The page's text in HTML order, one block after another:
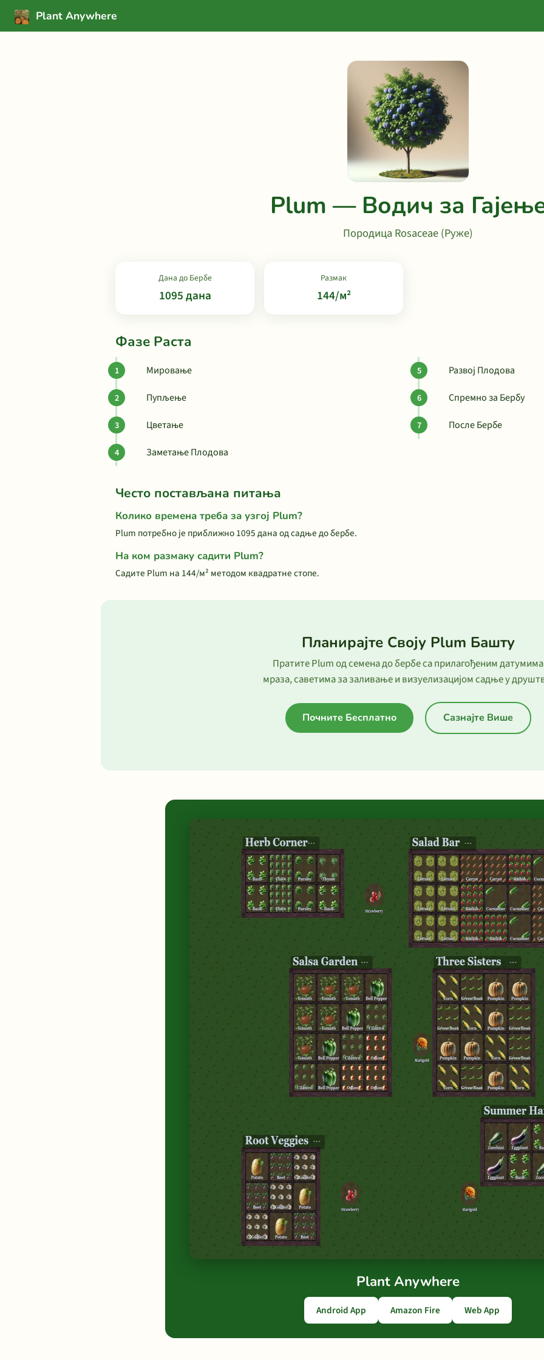
Plant Anywhere
Plum — Водич за
Породица Rosaceae (Руже)
Дана до Бербе
1095 дана
Размак
144/м²
Фазе Раста
Мировање
Пупљење
Цветање
Заметање Плодова
Развој Плодова
Спремно за Бербу
После Бербе
Често постављана питања
Колико времена треба за узгој Plum?
Plum потребно је приближно 1095 дана од садње до бербе.
На ком размаку садити Plum?
Садите Plum на 144/м² методом квадратне стопе.
Планирајте Своју Plum Башту
Пратите Plum од семена до бербе са прилагођеним датумима
мраза, саветима за заливање и визуелизацијом садње у
Почните Бесплатно Сазнајте Више
Plant Anywhere
Android App Amazon Fire Web App